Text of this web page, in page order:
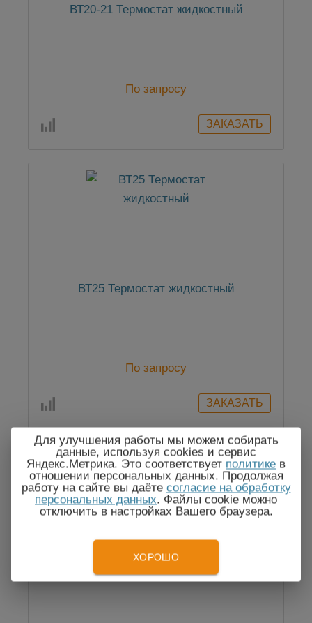
ВТ20-21 Термостат жидкостный
По запросу
ВТ25 Термостат жидкостный
По запросу
Для улучшения работы мы можем собирать
данные, используя cookies и сервис
Яндекс.Метрика. Это соответствует политике в
отношении персональных данных. Продолжая
работу на сайте вы даёте согласие на обработку
персональных данных. Файлы cookie можно
отключить в настройках Вашего браузера.
ХОРОШО